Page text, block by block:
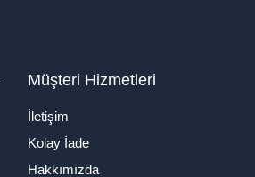
Müşteri Hizmetleri
İletişim
Kolay İade
Hakkımızda